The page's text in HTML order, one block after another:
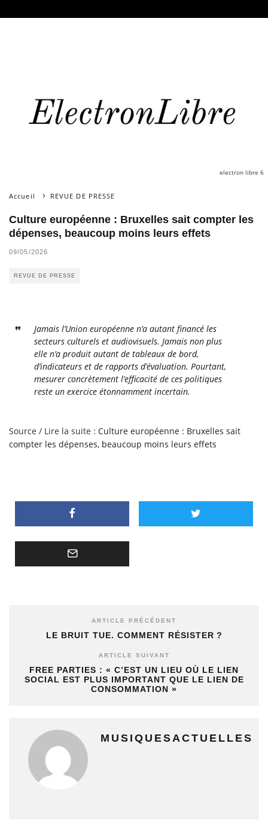
electron libre 6
Accueil REVUE DE PRESSE
Culture européenne : Bruxelles sait compter les
dépenses, beaucoup moins leurs effets
09/05/2026
REVUE DE PRESSE
Jamais l’Union européenne n’a autant financé les
secteurs culturels et audiovisuels. Jamais non plus
elle n’a produit autant de tableaux de bord,
d’indicateurs et de rapports d’évaluation. Pourtant,
mesurer concrètement l’efficacité de ces politiques
reste un exercice étonnamment incertain.
Source / Lire la suite : Culture européenne : Bruxelles sait
compter les dépenses, beaucoup moins leurs effets
ARTICLE PRÉCÉDENT
LE BRUIT TUE. COMMENT RÉSISTER ?
ARTICLE SUIVANT
FREE PARTIES : « C’EST UN LIEU OÙ LE LIEN
SOCIAL EST PLUS IMPORTANT QUE LE LIEN DE
CONSOMMATION »
MUSIQUESACTUELLES